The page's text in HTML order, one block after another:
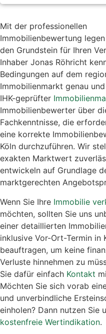
Mit der professionellen
Immobilienbewertung
den Grundstein für Ihren
Inhaber Jonas Röhricht
Bedingungen auf dem
Immobilienmarkt genau
IHK-geprüfter
Immobilienbewerter über
Fachkenntnisse, die
eine korrekte
Köln durchzuführen. Wir
exakten Marktwert
entwickeln auf Grundlage
marktgerechten
Wenn Sie Ihre Immobilie
möchten, sollten Sie uns
einer detaillierten
inklusive Vor-Ort-Termin in
beauftragen, um keine
Verluste hinnehmen zu
Sie dafür einfach Kontakt
Möchten Sie sich vorab
und unverbindliche
einholen? Dann nutzen Sie
kostenfreie Wertindikation.